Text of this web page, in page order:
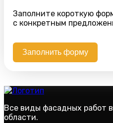
Заполните короткую
с конкретным
Заполнить форму
Все виды фасадных работ
области.